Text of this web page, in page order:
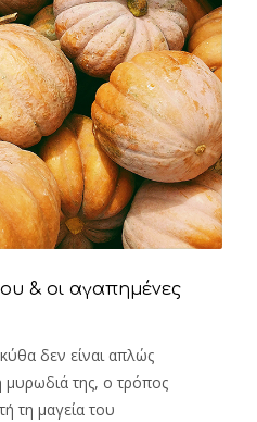
& οι αγαπημένες
δεν είναι απλώς
μυρωδιά της, ο τρόπος
τη μαγεία του